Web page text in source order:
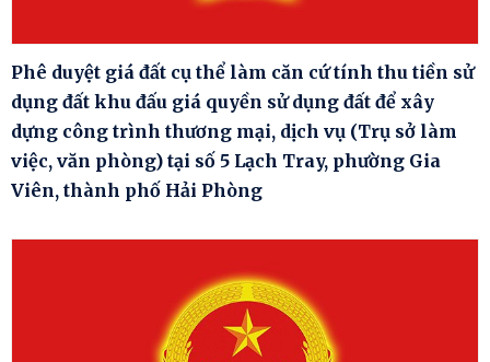
Phê duyệt giá đất cụ thể làm căn cứ tính thu tiền sử
dụng đất khu đấu giá quyền sử dụng đất để xây
dựng công trình thương mại, dịch vụ (Trụ sở làm
việc, văn phòng) tại số 5 Lạch Tray, phường Gia
Viên, thành phố Hải Phòng